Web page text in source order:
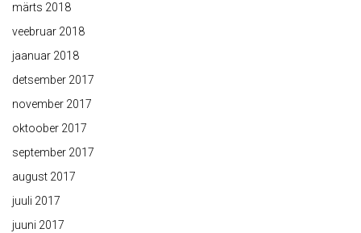
märts 2018
veebruar 2018
jaanuar 2018
detsember 2017
november 2017
oktoober 2017
september 2017
august 2017
juuli 2017
juuni 2017